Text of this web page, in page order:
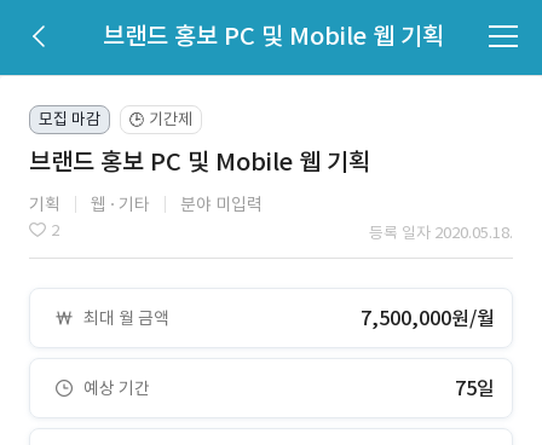
브랜드 홍보 PC 및 Mobile 웹 기획
모집 마감 🕒 기간제
브랜드 홍보 PC 및 Mobile 웹 기획
기획 웹 기타 분야 미입력
2 등록 일자 2020.05.18.
최대 월 금액 7,500,000원/월
예상 기간 75일